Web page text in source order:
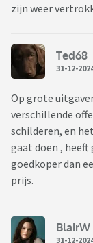
zijn weer
Ted68
31-12-
Op grote
verschillende
schilderen, en
gaat doen , heeft
goedkoper dan
prijs.
BlairW
31-12-